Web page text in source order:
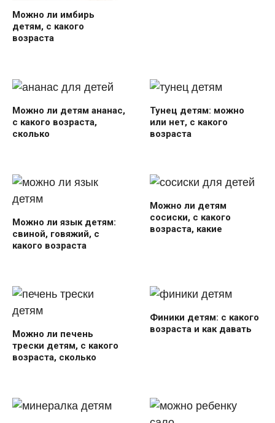
Можно ли имбирь
детям, с какого
возраста
Можно ли детям ананас,
с какого возраста,
сколько
Тунец детям: можно
или нет, с какого
возраста
Можно ли язык детям:
свиной, говяжий, с
какого возраста
Можно ли детям
сосиски, с какого
возраста, какие
Можно ли печень
трески детям, с какого
возраста, сколько
Финики детям: с какого
возраста и как давать